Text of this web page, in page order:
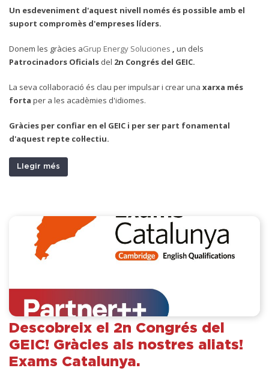
Un esdeveniment d'aquest nivell només és possible amb el
suport compromès d'empreses líders.
Donem les gràcies aGrup Energy Soluciones , un dels
Patrocinadors Oficials del 2n Congrés del GEIC.
La seva col·laboració és clau per impulsar i crear una xarxa més
forta per a les acadèmies d'idiomes.
Gràcies per confiar en el GEIC i per ser part fonamental
d'aquest repte col·lectiu.
Llegir més
Descobreix el 2n Congrés del
GEIC! Gràcies als nostres aliats!
Exams Catalunya.